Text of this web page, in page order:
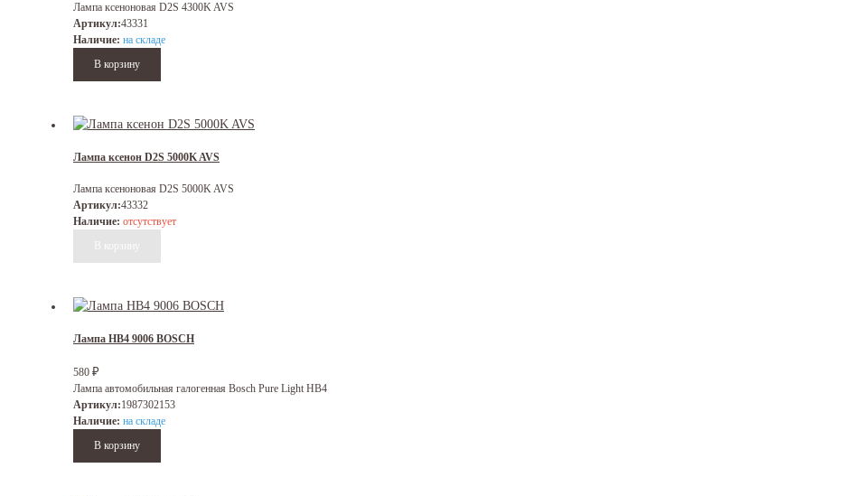
Лампа ксеноновая D2S 4300K AVS
Артикул:43331
Наличие: на складе
Лампа ксенон D2S 5000K AVS
Лампа ксеноновая D2S 5000K AVS
Артикул:43332
Наличие: отсутствует
Лампа HB4 9006 BOSCH
580 ₽
Лампа автомобильная галогенная Bosch Pure Light HB4
Артикул:1987302153
Наличие: на складе